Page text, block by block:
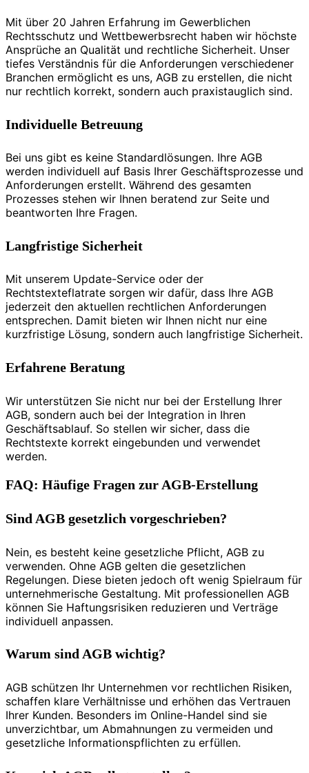
Mit über 20 Jahren Erfahrung im Gewerblichen
Rechtsschutz und Wettbewerbsrecht haben wir höchste
Ansprüche an Qualität und rechtliche Sicherheit. Unser
tiefes Verständnis für die Anforderungen verschiedener
Branchen ermöglicht es uns, AGB zu erstellen, die nicht
nur rechtlich korrekt, sondern auch praxistauglich sind.
Individuelle Betreuung
Bei uns gibt es keine Standardlösungen. Ihre AGB
werden individuell auf Basis Ihrer Geschäftsprozesse und
Anforderungen erstellt. Während des gesamten
Prozesses stehen wir Ihnen beratend zur Seite und
beantworten Ihre Fragen.
Langfristige Sicherheit
Mit unserem Update-Service oder der
Rechtstexteflatrate sorgen wir dafür, dass Ihre AGB
jederzeit den aktuellen rechtlichen Anforderungen
entsprechen. Damit bieten wir Ihnen nicht nur eine
kurzfristige Lösung, sondern auch langfristige Sicherheit.
Erfahrene Beratung
Wir unterstützen Sie nicht nur bei der Erstellung Ihrer
AGB, sondern auch bei der Integration in Ihren
Geschäftsablauf. So stellen wir sicher, dass die
Rechtstexte korrekt eingebunden und verwendet
werden.
FAQ: Häufige Fragen zur AGB-Erstellung
Sind AGB gesetzlich vorgeschrieben?
Nein, es besteht keine gesetzliche Pflicht, AGB zu
verwenden. Ohne AGB gelten die gesetzlichen
Regelungen. Diese bieten jedoch oft wenig Spielraum für
unternehmerische Gestaltung. Mit professionellen AGB
können Sie Haftungsrisiken reduzieren und Verträge
individuell anpassen.
Warum sind AGB wichtig?
AGB schützen Ihr Unternehmen vor rechtlichen Risiken,
schaffen klare Verhältnisse und erhöhen das Vertrauen
Ihrer Kunden. Besonders im Online-Handel sind sie
unverzichtbar, um Abmahnungen zu vermeiden und
gesetzliche Informationspflichten zu erfüllen.